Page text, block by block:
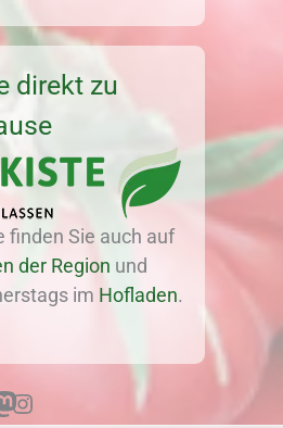
direkt zu
finden Sie auch auf
der Region und
im Hofladen.
Instagram